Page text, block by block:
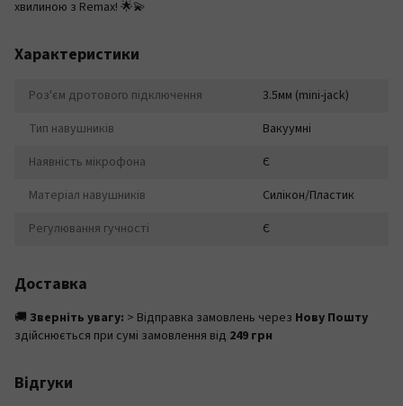
хвилиною з Remax! 🌟💫
Характеристики
Роз'єм дротового підключення
3.5мм (mini-jack)
Тип навушників
Вакуумні
Наявність мікрофона
Є
Матеріал навушників
Силікон/Пластик
Регулювання гучності
Є
Доставка
🚚 Зверніть увагу: > Відправка замовлень через Нову Пошту
здійснюється при сумі замовлення від 249 грн
Відгуки